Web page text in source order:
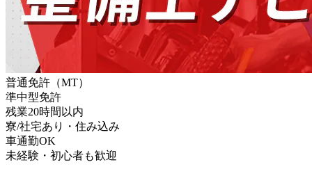
普通免許（MT）
準中型免許
残業20時間以内
寮/社宅あり・住み込み
車通勤OK
未経験・初心者も歓迎